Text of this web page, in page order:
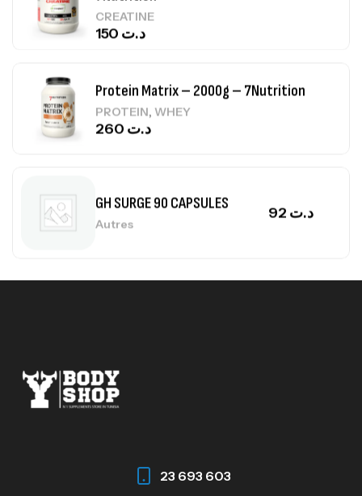
PROTEIN,
د.ت260
GH SURGE 90 CAPSULES
Autres
Biotech USA
CREATINE
Omega 3 – 100 Gélules – Scitec Nutrition
23 693 603